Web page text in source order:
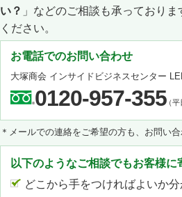
い？ 」などのご相談も承っており
ください。
お電話でのお問い合わせ
大塚商会 インサイドビジネスセンター
0120-957-355（平
＊メールでの連絡をご希望の方も、お問い
以下のようなご相談でもお客様
どこから手をつければよいか